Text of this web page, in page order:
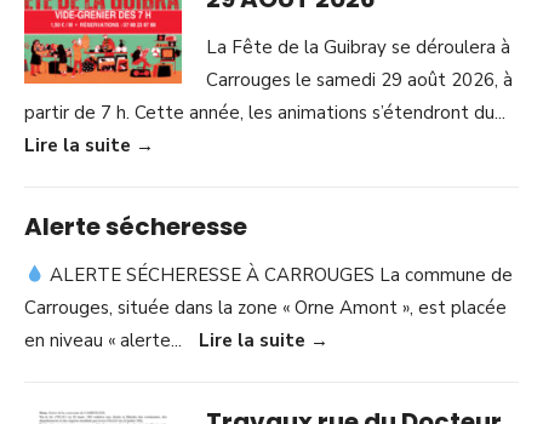
La Fête de la Guibray se déroulera à
Carrouges le samedi 29 août 2026, à
partir de 7 h. Cette année, les animations s’étendront du...
Lire la suite →
Alerte sécheresse
ALERTE SÉCHERESSE À CARROUGES La commune de
Carrouges, située dans la zone « Orne Amont », est placée
en niveau « alerte... Lire la suite →